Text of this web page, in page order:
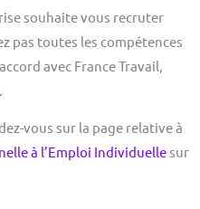
souhaite vous recruter
pas toutes les compétences
avec France Travail,
vous sur la page relative à
à l’Emploi Individuelle sur